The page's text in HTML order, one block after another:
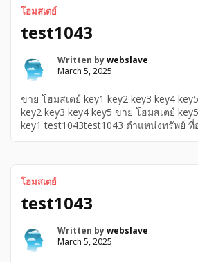
โฮมสเตย์
test1043
Written bywebslave
March 5, 2025
ขาย โฮมสเตย์ key1 key2 key3 key4
key2 key3 key4 key5 ขาย โฮมสเตย์
key1 test1043test1043 ตำแหน่งทรัพย์ ที่
โฮมสเตย์
test1043
Written bywebslave
March 5, 2025